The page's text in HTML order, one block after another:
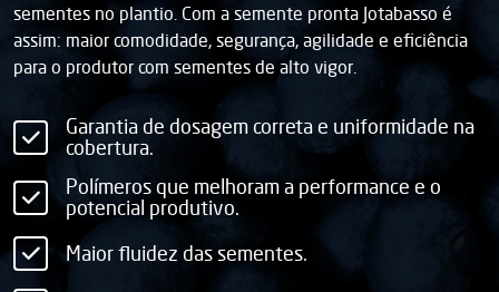
sementes no plantio. Com a semente pronta Jotabasso é
assim: maior comodidade, segurança, agilidade e eficiência
para o produtor com sementes de alto vigor.
Garantia de dosagem correta e uniformidade na
cobertura.
Polímeros que melhoram a performance e o
potencial produtivo.
Maior fluidez das sementes.